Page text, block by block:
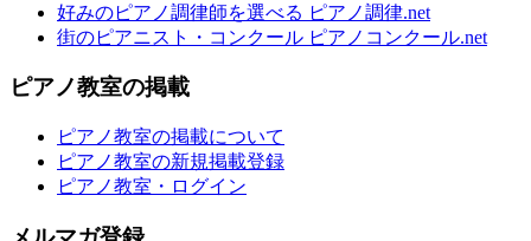
好みのピアノ調律師を選べる ピアノ調律.net
街のピアニスト・コンクール ピアノコンクール.net
ピアノ教室の掲載
ピアノ教室の掲載について
ピアノ教室の新規掲載登録
ピアノ教室・ログイン